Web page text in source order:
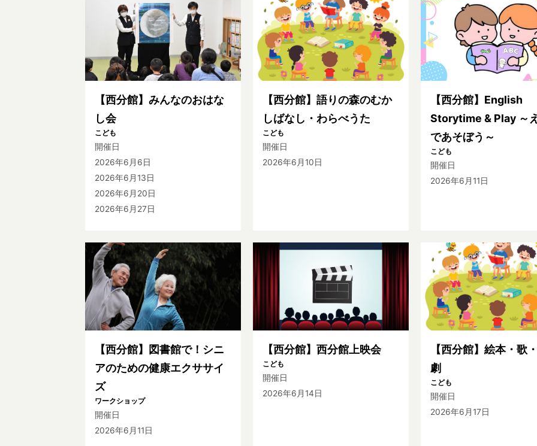
【西分館】みんなのおはな
し会
こども
開催日
2026年6月6日
2026年6月13日
2026年6月20日
2026年6月27日
【西分館】語りの森のむか
しばなし・わらべうた
こども
開催日
2026年6月10日
【西分館】English
Storytime & Play ～
であそぼう～
こども
開催日
2026年6月11日
【西分館】図書館で！シニ
アのための健康エクササイ
ズ
ワークショップ
開催日
2026年6月11日
【西分館】西分館上映会
こども
開催日
2026年6月14日
【西分館】絵本・歌
劇
こども
開催日
2026年6月17日